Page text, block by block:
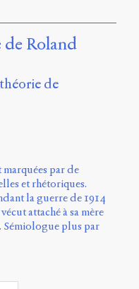
de Roland
de
par de
et rhétoriques.
la guerre de 1914
attaché à sa mère
Sémiologue plus par